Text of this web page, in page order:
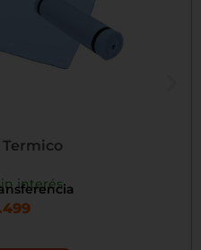
interés